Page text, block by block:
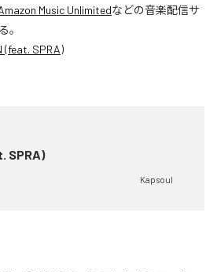
Music Unlimitedなどの音楽配信サ
。
(feat. SPRA)
SPRA)
Kapsoul